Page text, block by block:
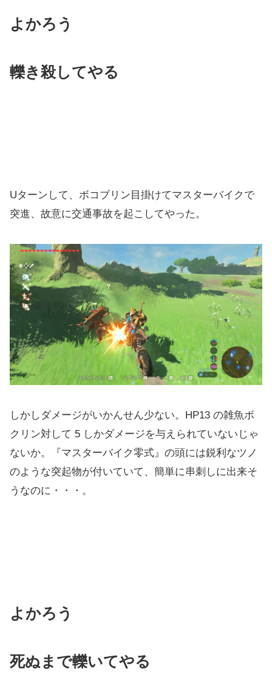
よかろう
轢き殺してやる
Uターンして、ボコブリン目掛けてマスターバイクで
突進、故意に交通事故を起こしてやった。
しかしダメージがいかんせん少ない。HP13 の雑魚ボ
クリン対して 5 しかダメージを与えられていないじゃ
ないか。『マスターバイク零式』の頭には鋭利なツノ
のような突起物が付いていて、簡単に串刺しに出来そ
うなのに・・・。
よかろう
死ぬまで轢いてやる